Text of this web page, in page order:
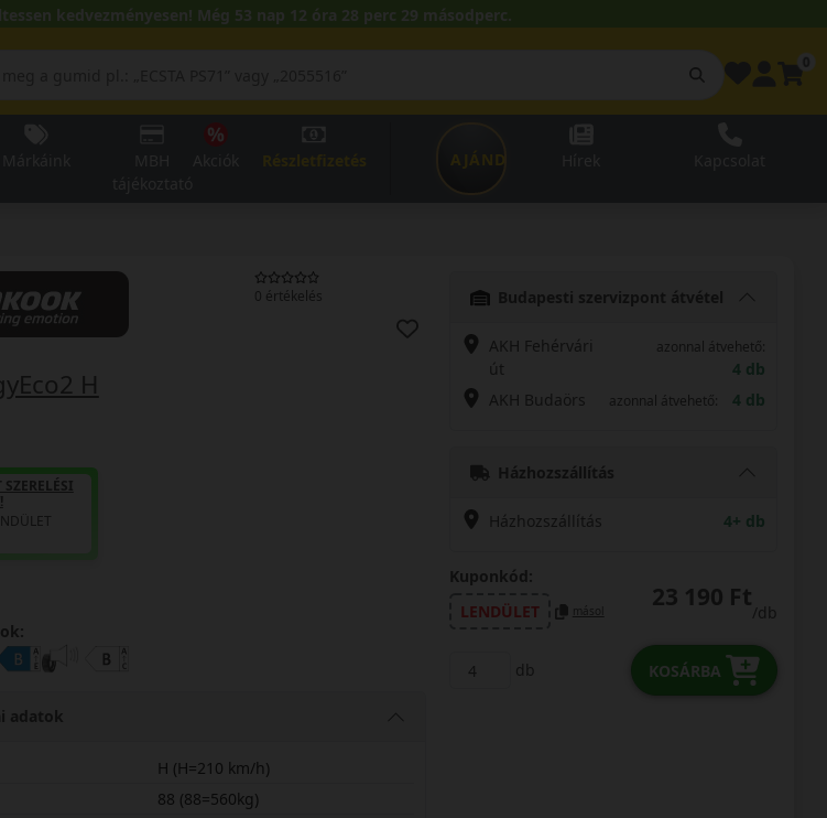
kedvezményesen! Még 53 nap 12 óra 28 perc 27 másodperc.
AJÁNDÉKUTALVÁNY
0 értékelés
H
adatok
H (H=210 km/h)
88 (88=560kg)
Budapesti szervizpont átvétel
AKH Fehérvári
út
azonnal átvehető:
4 db
AKH Budaörs
azonnal átvehető: 4 db
Házhozszállítás
Házhozszállítás 4+ db
Kuponkód:
LENDÜLET
másol 23 190 Ft
/db
db KOSÁRBA